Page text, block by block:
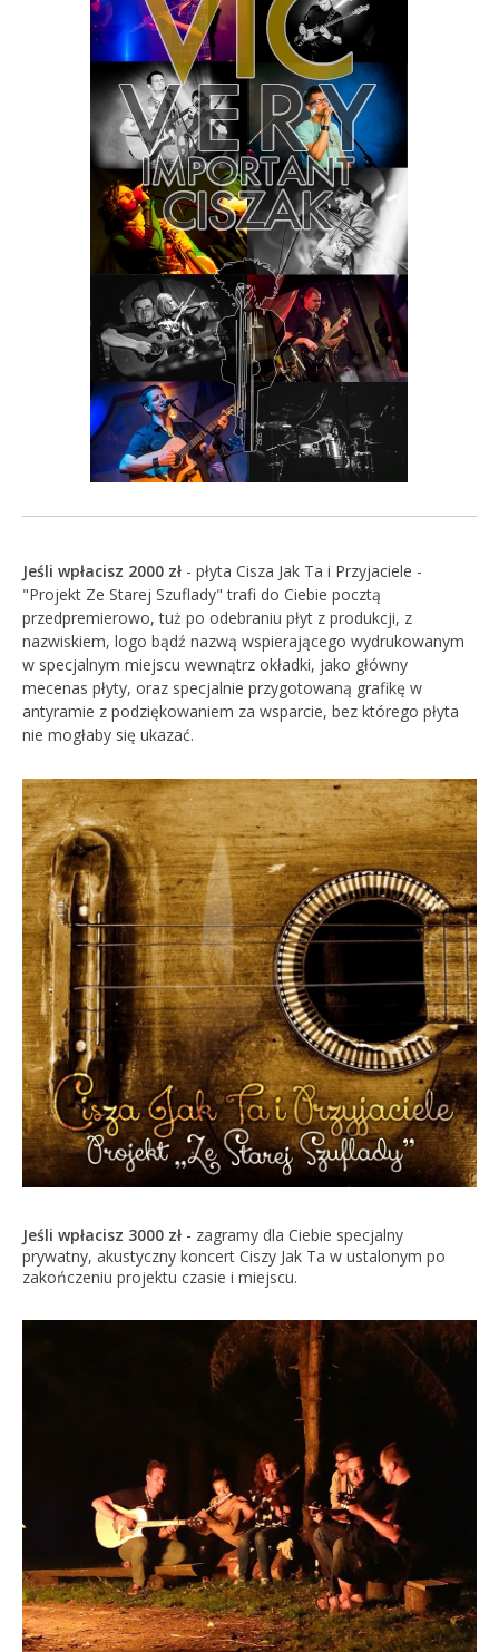
Jeśli wpłacisz 2000 zł- płyta Cisza Jak Ta i Przyjaciele -
"Projekt Ze Starej Szuflady"trafi do Ciebie pocztą
przedpremierowo, tuż po odebraniu płyt z produkcji, z
nazwiskiem, logo bądź nazwą wspierającego wydrukowanym
w specjalnym miejscu wewnątrz okładki, jako główny
mecenas płyty, oraz specjalnie przygotowaną grafikę w
antyramie z podziękowaniem za wsparcie, bez którego płyta
nie mogłaby się ukazać.
Jeśli wpłacisz 3000 zł- zagramy dla Ciebie specjalny
prywatny, akustyczny koncert Ciszy Jak Ta w ustalonym po
zakończeniu projektu czasie i miejscu.